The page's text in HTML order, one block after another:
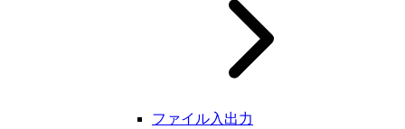
ファイル入出力